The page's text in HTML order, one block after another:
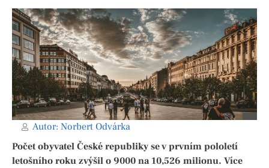
Autor: Norbert Odvárka
Počet obyvatel České republiky se v prvním pololetí
letošního roku zvýšil o 9000 na 10,526 milionu. Více